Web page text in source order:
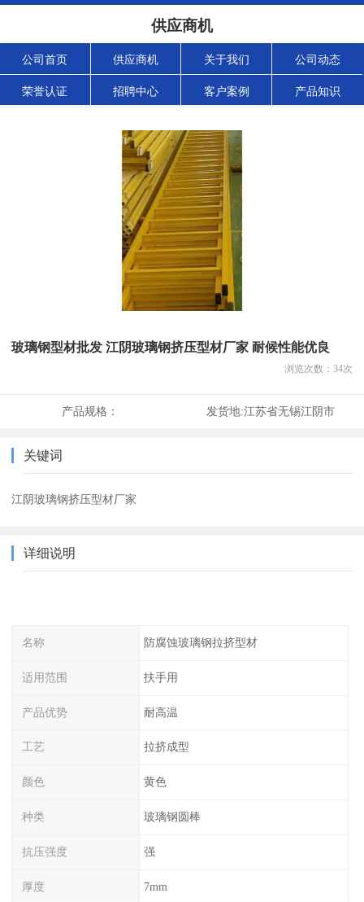
供应商机
公司首页 供应商机 关于我们 公司动态
荣誉认证 招聘中心 客户案例 产品知识
玻璃钢型材批发 江阴玻璃钢挤压型材厂家 耐候性能优良
浏览次数： 34次
产品规格： 发货地:江苏省无锡江阴市
关键词
江阴玻璃钢挤压型材厂家
详细说明
名称 防腐蚀玻璃钢拉挤型材
适用范围 扶手用
产品优势 耐高温
工艺 拉挤成型
颜色 黄色
种类 玻璃钢圆棒
抗压强度 强
厚度 7mm